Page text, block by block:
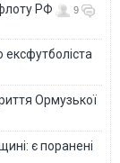
РФ
9
ексфутболіста
Ормузької
є поранені